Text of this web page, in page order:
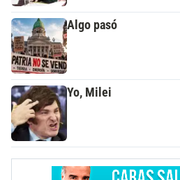
Algo pasó
Yo, Milei